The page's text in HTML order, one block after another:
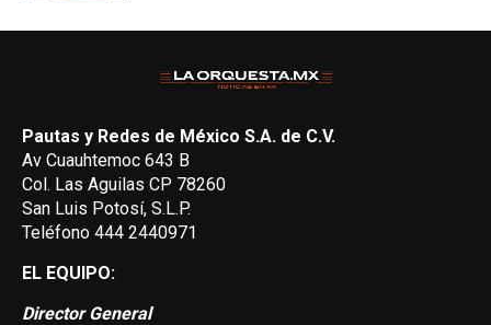
Pautas y Redes de México S.A. de C.V.
Av Cuauhtemoc 643 B
Col. Las Aguilas CP 78260
San Luis Potosí, S.L.P.
Teléfono 444 2440971
EL EQUIPO:
Director General